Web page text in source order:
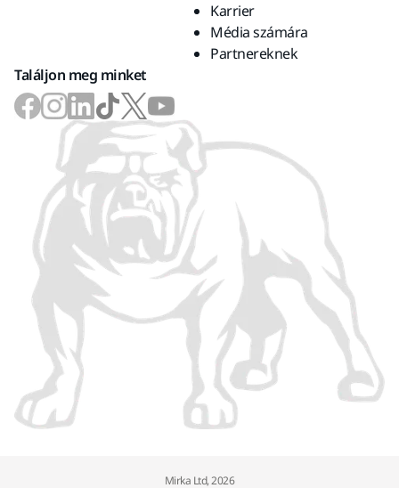
Karrier
Média számára
Partnereknek
Találjon meg minket
Mirka Ltd, 2026